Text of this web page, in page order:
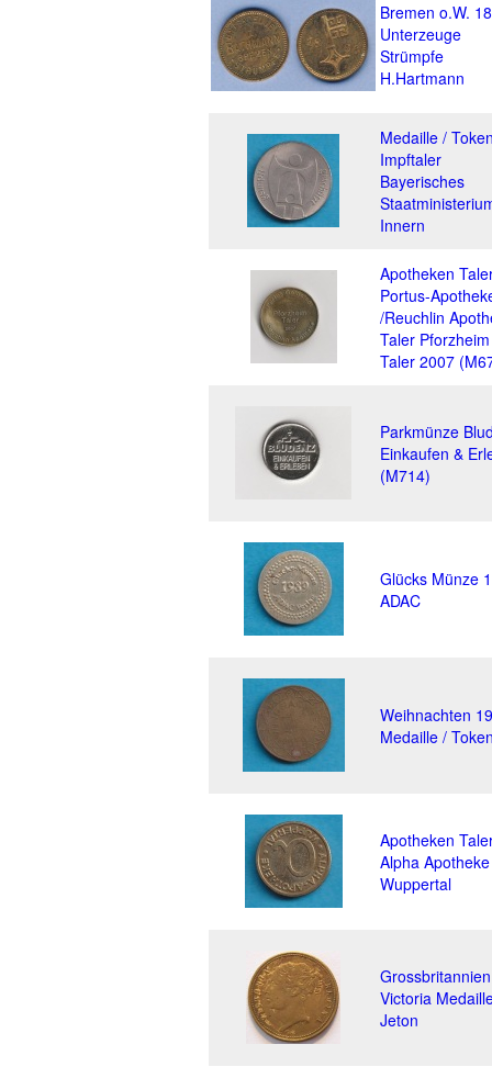
Bremen o.W.
Unterzeuge
Strümpfe
H.Hartmann
Medaille /
Impftaler
Bayerisches
Innern
Apotheken
Portus-
/Reuchlin
Taler Pforzheim
Taler 2007
Parkmünze
Einkaufen &
(M714)
Glücks Münze
ADAC
Weihnachten
Medaille /
Apotheken
Alpha Apotheke
Wuppertal
Grossbritannien
Victoria
Jeton